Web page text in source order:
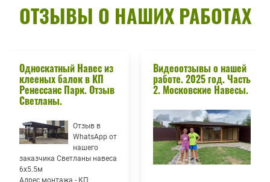
ОТЗЫВЫ О НАШИХ РАБОТАХ
Односкатный Навес из
клееных балок в КП
Ренессанс Парк. Отзыв
Светланы.
Отзыв в
WhatsApp от
нашего
заказчика Светланы навеса
6х5.5м
Адрес монтажа - КП
Видеоотзывы о нашей
работе. 2025 год. Часть
2. Московские Навесы.